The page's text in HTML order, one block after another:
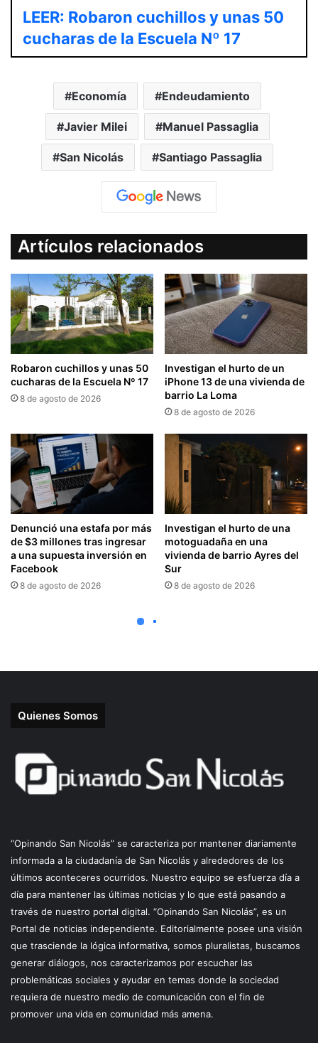
Quienes Somos
“Opinando San Nicolás” se caracteriza por mantener diariamente
informada a la ciudadanía de San Nicolás y alrededores de los
últimos aconteceres ocurridos. Nuestro equipo se esfuerza día a
día para mantener las últimas noticias y lo que está pasando a
través de nuestro portal digital. “Opinando San Nicolás”, es un
Portal de noticias independiente. Editorialmente posee una visión
que trasciende la lógica informativa, somos pluralistas, buscamos
generar diálogos, nos caracterizamos por escuchar las
problemáticas sociales y ayudar en temas donde la sociedad
requiera de nuestro medio de comunicación con el fin de
promover una vida en comunidad más amena.